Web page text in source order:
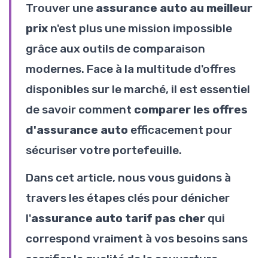
Trouver une assurance auto au meilleur
prix n'est plus une mission impossible
grâce aux outils de comparaison
modernes. Face à la multitude d'offres
disponibles sur le marché, il est essentiel
de savoir comment comparer les offres
d'assurance auto efficacement pour
sécuriser votre portefeuille.
Dans cet article, nous vous guidons à
travers les étapes clés pour dénicher
l'assurance auto tarif pas cher qui
correspond vraiment à vos besoins sans